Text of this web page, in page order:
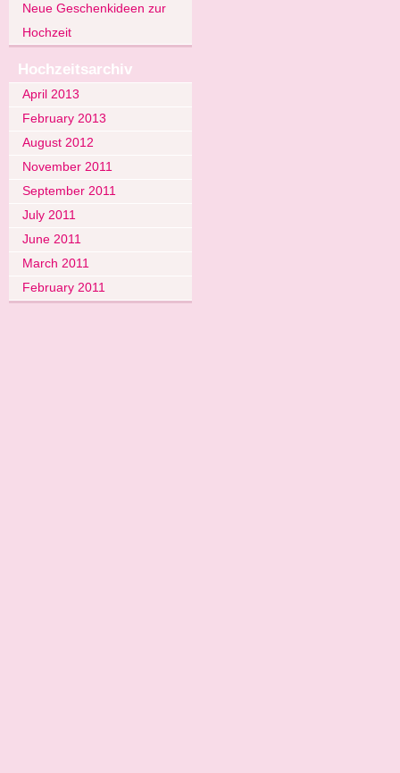
Neue Geschenkideen zur
Hochzeit
Hochzeitsarchiv
April 2013
February 2013
August 2012
November 2011
September 2011
July 2011
June 2011
March 2011
February 2011